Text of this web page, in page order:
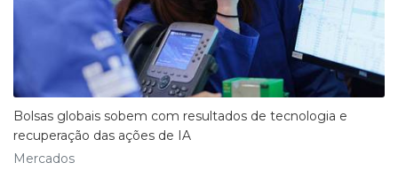
Bolsas globais sobem com resultados de tecnologia e
recuperação das ações de IA
Mercados